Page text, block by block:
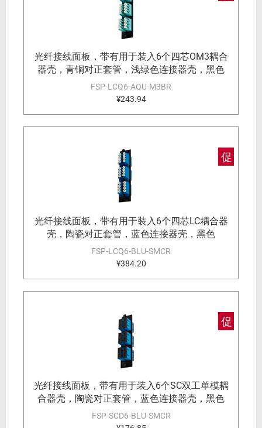
光纤接线面板，带有用于装入6个四芯OM3耦合
器壳，青铜对正套管，浅绿色连接器壳，黑色
FSP-LCQ6-AQU-M3BR
¥243.94
促
光纤接线面板，带有用于装入6个四芯LC耦合器
壳，陶瓷对正套管，蓝色连接器壳，黑色
FSP-LCQ6-BLU-SMCR
¥384.20
促
光纤接线面板，带有用于装入6个SC双工单模耦
合器壳，陶瓷对正套管，蓝色连接器壳，黑色
FSP-SCD6-BLU-SMCR